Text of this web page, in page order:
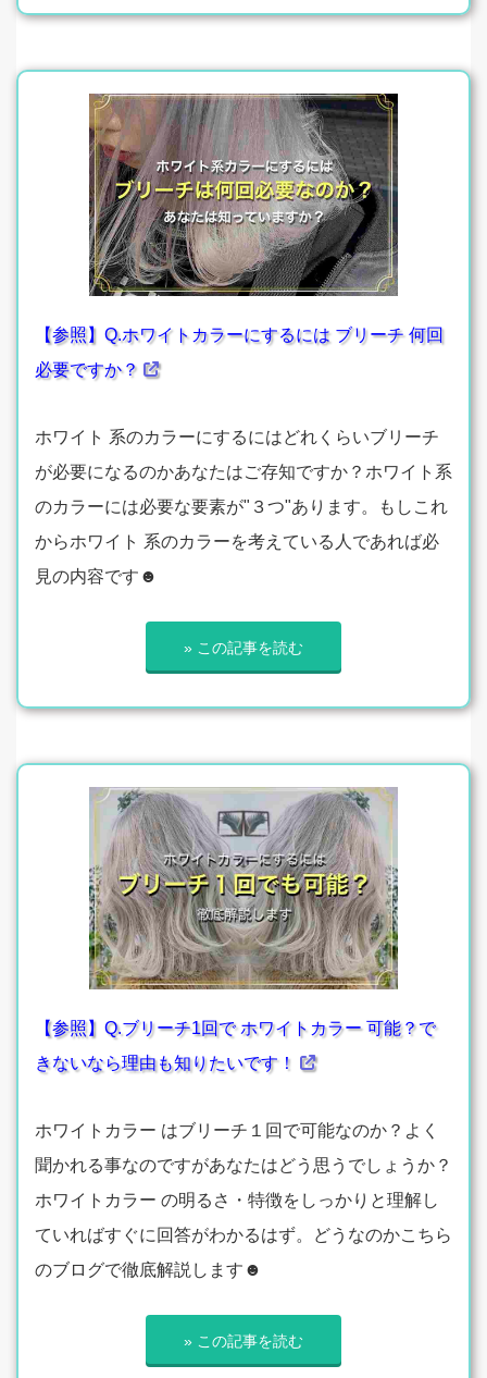
【参照】Q.ホワイトカラーにするには ブリーチ 何回
必要ですか？
ホワイト 系のカラーにするにはどれくらいブリーチ
が必要になるのかあなたはご存知ですか？ホワイト系
のカラーには必要な要素が"３つ"あります。もしこれ
からホワイト 系のカラーを考えている人であれば必
見の内容です☻
» この記事を読む
【参照】Q.ブリーチ1回で ホワイトカラー 可能？で
きないなら理由も知りたいです！
ホワイトカラー はブリーチ１回で可能なのか？よく
聞かれる事なのですがあなたはどう思うでしょうか？
ホワイトカラー の明るさ・特徴をしっかりと理解し
ていればすぐに回答がわかるはず。どうなのかこちら
のブログで徹底解説します☻
» この記事を読む